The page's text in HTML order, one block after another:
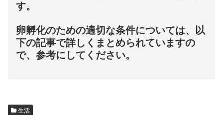
す。
卵孵化のための適切な条件については、以
下の記事で詳しくまとめられていますの
で、参考にしてください。
生活